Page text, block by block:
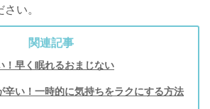
い。
関連記事
！早く眠れるおまじない
辛い！一時的に気持ちをラクにする方法